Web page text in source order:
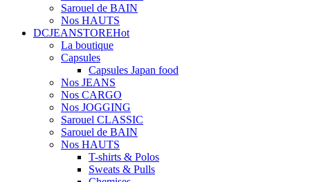
Sarouel de BAIN
Nos HAUTS
DCJEANSTOREHot
La boutique
Capsules
Capsules Japan food
Nos JEANS
Nos CARGO
Nos JOGGING
Sarouel CLASSIC
Sarouel de BAIN
Nos HAUTS
T-shirts & Polos
Sweats & Pulls